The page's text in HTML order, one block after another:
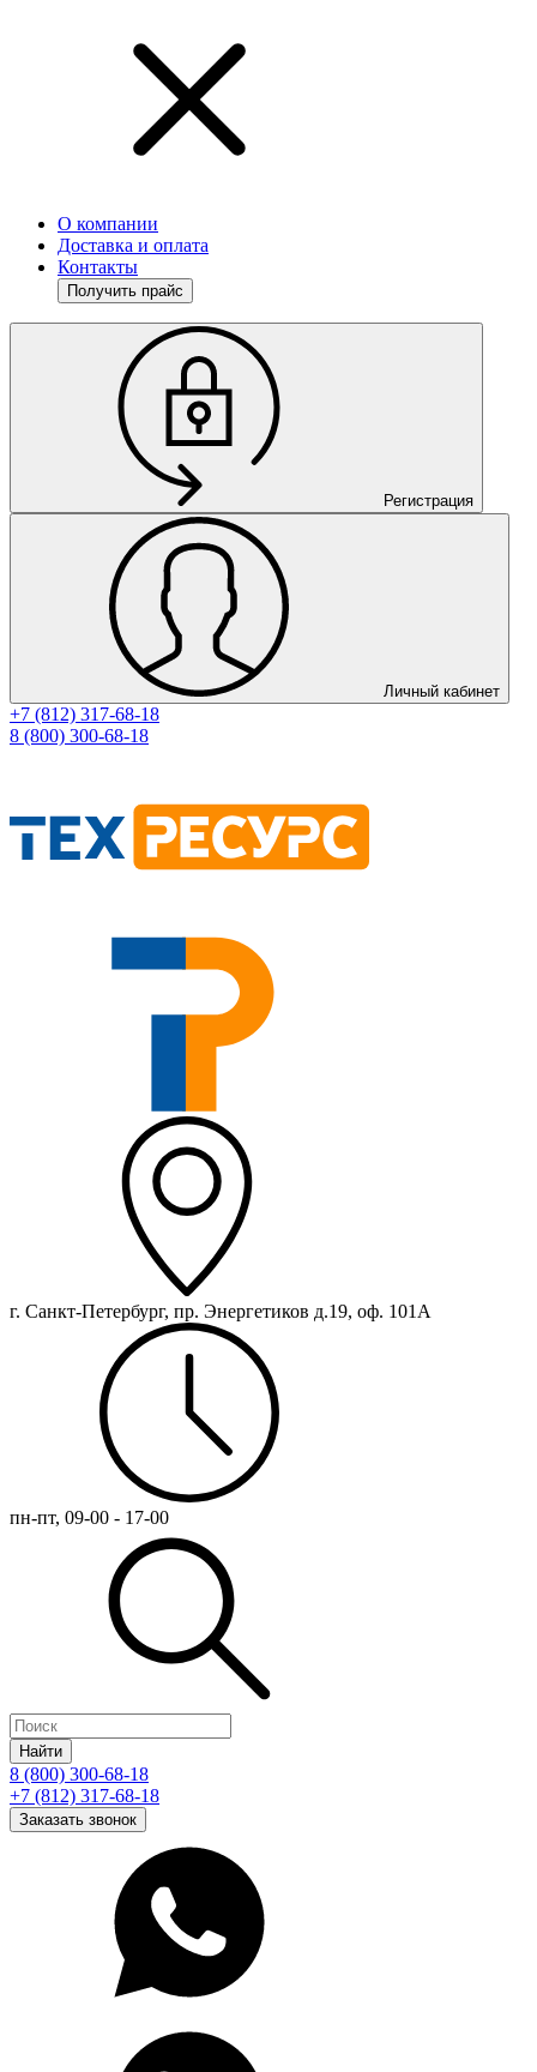
О компании
Доставка и оплата
Контакты
Получить прайс
Регистрация
Личный кабинет
+7 (812) 317-68-18
8 (800) 300-68-18
г. Санкт-Петербург, пр. Энергетиков д.19, оф. 101А
пн-пт, 09-00 - 17-00
Найти
8 (800) 300-68-18
+7 (812) 317-68-18
Заказать звонок